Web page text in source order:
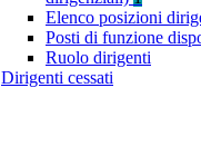
Elenco posizioni
Posti di funzione
Ruolo dirigenti
Dirigenti cessati